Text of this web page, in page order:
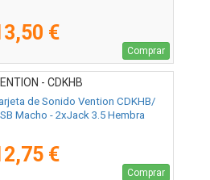
€
Comprar
- CDKHB
de Sonido Vention CDKHB/
Macho - 2xJack 3.5 Hembra
€
Comprar